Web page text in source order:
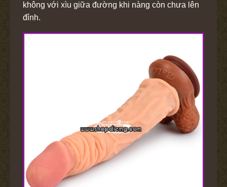
không với xìu giữa đường khi nàng còn chưa lên
đỉnh.